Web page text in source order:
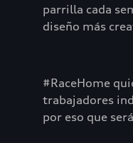
parrilla cada
diseño más
#RaceHome
trabajadores
por eso que